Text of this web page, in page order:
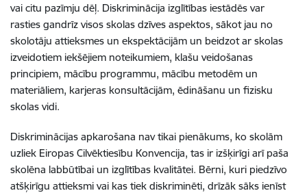
vai citu pazīmju dēļ. Diskriminācija izglītības iestādēs var
rasties gandrīz visos skolas dzīves aspektos, sākot jau no
skolotāju attieksmes un ekspektācijām un beidzot ar skolas
izveidotiem iekšējiem noteikumiem, klašu veidošanas
principiem, mācību programmu, mācību metodēm un
materiāliem, karjeras konsultācijām, ēdināšanu un fizisku
skolas vidi.
Diskriminācijas apkarošana nav tikai pienākums, ko skolām
uzliek Eiropas Cilvēktiesību Konvencija, tas ir izšķirīgi arī paša
skolēna labbūtībai un izglītības kvalitātei. Bērni, kuri piedzīvo
atšķirīgu attieksmi vai kas tiek diskriminēti, drīzāk sāks ienīst